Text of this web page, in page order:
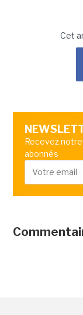
Cet
Recevez
abonnés